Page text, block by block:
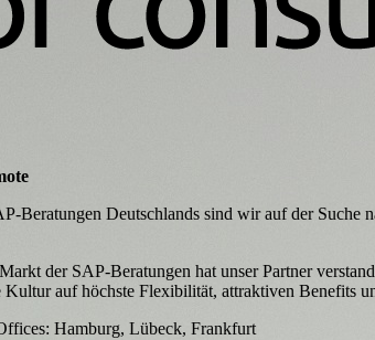
Beratungen Deutschlands sind wir auf der
der SAP-Beratungen hat unser Partner
Kultur auf höchste Flexibilität, attraktiven Benefits
Hamburg, Lübeck, Frankfurt